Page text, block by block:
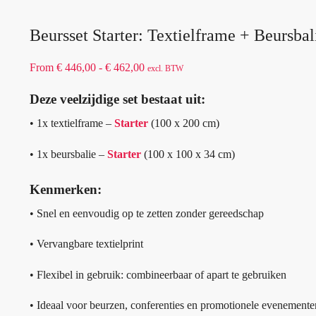
Beursset Starter: Textielframe +
From €446,00 - €462,00 excl. BTW
Deze veelzijdige set bestaat uit:
• 1x textielframe – Starter (100 x 200 cm)
• 1x beursbalie – Starter (100 x 100 x 34 cm)
Kenmerken:
• Snel en eenvoudig op te zetten zonder gereedschap
• Vervangbare textielprint
• Flexibel in gebruik: combineerbaar of apart te gebruiken
• Ideaal voor beurzen, conferenties en promotionele